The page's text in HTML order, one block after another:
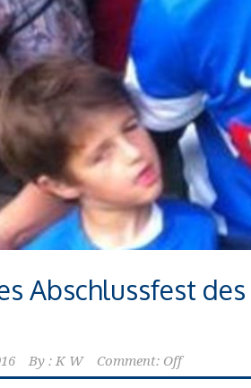
Abschlussfest
By : K W Comment: Off